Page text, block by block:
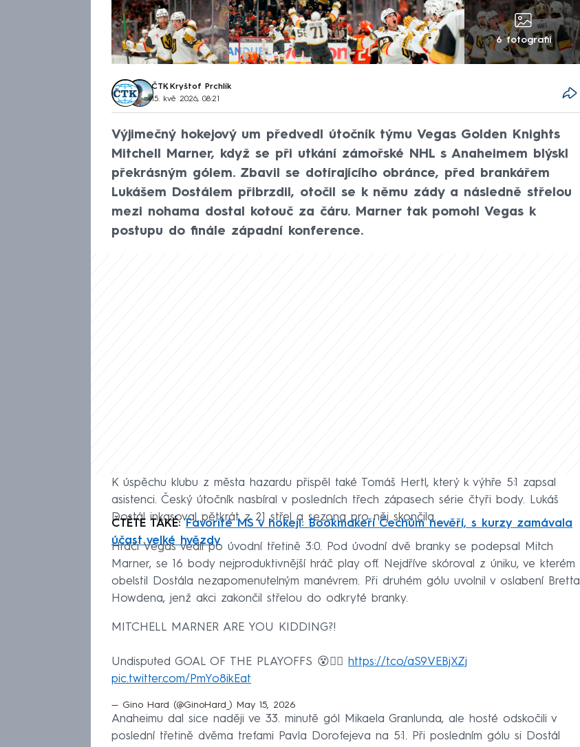
6 fotografií
ČTK, Kryštof Prchlík
15. kvě 2026, 08:21
Výjimečný hokejový um předvedl útočník týmu Vegas Golden Knights
Mitchell Marner, když se při utkání zámořské NHL s Anaheimem blýskl
překrásným gólem. Zbavil se dotírajícího obránce, před brankářem
Lukášem Dostálem přibrzdil, otočil se k němu zády a následně střelou
mezi nohama dostal kotouč za čáru. Marner tak pomohl Vegas k
postupu do finále západní konference.
K úspěchu klubu z města hazardu přispěl také Tomáš Hertl, který k výhře 5:1 zapsal
asistenci. Český útočník nasbíral v posledních třech zápasech série čtyři body. Lukáš
Dostál inkasoval pětkrát z 21 střel a sezona pro něj skončila.
ČTĚTE TAKÉ:Favorité MS v hokeji: Bookmakeři Čechům nevěří, s kurzy zamávala
účast velké hvězdy
Hráči Vegas vedli po úvodní třetině 3:0. Pod úvodní dvě branky se podepsal Mitch
Marner, se 16 body nejproduktivnější hráč play off. Nejdříve skóroval z úniku, ve kterém
obelstil Dostála nezapomenutelným manévrem. Při druhém gólu uvolnil v oslabení Bretta
Howdena, jenž akci zakončil střelou do odkryté branky.
MITCHELL MARNER ARE YOU KIDDING?!
Undisputed GOAL OF THE PLAYOFFS 😵😮‍💨
https://t.co/aS9VEBjXZj
pic.twitter.com/PmYo8ikEat
— Gino Hard (@GinoHard_) May 15, 2026
Anaheimu dal sice naději ve 33. minutě gól Mikaela Granlunda, ale hosté odskočili v
poslední třetině dvěma trefami Pavla Dorofejeva na 5:1. Při posledním gólu si Dostál